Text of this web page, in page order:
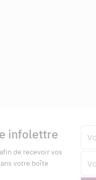
infolettre
de recevoir vos
votre boîte